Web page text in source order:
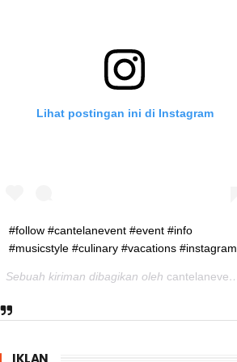
Lihat postingan ini di Instagram
#follow #cantelanevent #event #info
#musicstyle #culinary #vacations #instagram
Sebuah kiriman dibagikan oleh cantelanevent
IKLAN